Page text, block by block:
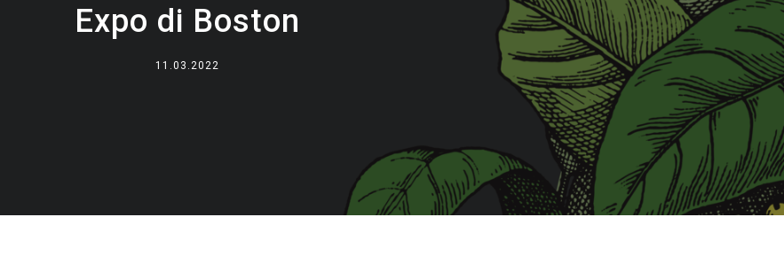
Expo di Boston
11.03.2022
Dove siamo
Lavora con noi
Sostenibilità
Connect